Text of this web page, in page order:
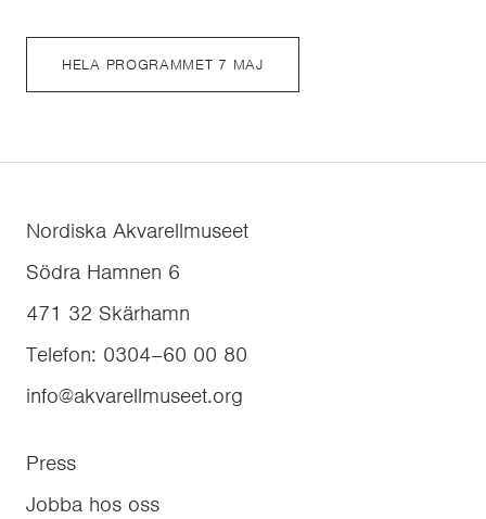
HELA PROGRAMMET 7 MAJ
Nordiska Akvarellmuseet
Södra Hamnen 6
471 32 Skärhamn
Telefon: 0304–60 00 80
info@akvarellmuseet.org
Press
Jobba hos oss